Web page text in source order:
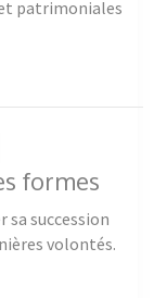
patrimoniales
formes
succession
volontés.